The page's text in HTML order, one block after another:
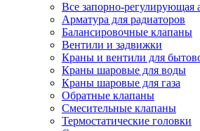
Все запорно-регулирующая
Арматура для радиаторов
Балансировочные клапаны
Вентили и задвижки
Краны и вентили для
Краны шаровые для воды
Краны шаровые для газа
Обратные клапаны
Смесительные клапаны
Термостатические головки